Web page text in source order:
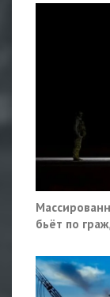
бьёт по